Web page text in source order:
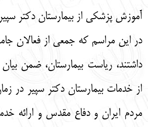
آموزش پزشکی از بیمارستان دکتر سپیر
در این مراسم که جمعی از فعالان
داشتند، ریاست بیمارستان، ضمن
از خدمات بیمارستان دکتر سپیر در
مردم ایران و دفاع مقدس و ارائه